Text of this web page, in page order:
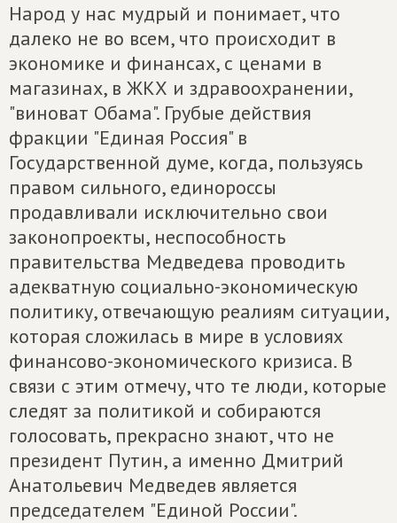
Народ у нас мудрый и понимает, что
далеко не во всем, что происходит в
экономике и финансах, с ценами в
магазинах, в ЖКХ и здравоохранении,
"виноват Обама". Грубые действия
фракции "Единая Россия" в
Государственной думе, когда, пользуясь
правом сильного, единороссы
продавливали исключительно свои
законопроекты, неспособность
правительства Медведева проводить
адекватную социально-экономическую
политику, отвечающую реалиям ситуации,
которая сложилась в мире в условиях
финансово-экономического кризиса. В
связи с этим отмечу, что те люди, которые
следят за политикой и собираются
голосовать, прекрасно знают, что не
президент Путин, а именно Дмитрий
Анатольевич Медведев является
председателем "Единой России".